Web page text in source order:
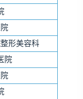
形美容科
院